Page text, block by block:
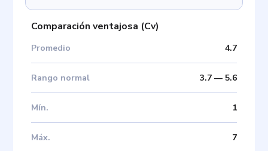
Comparación ventajosa (Cv)
Promedio 4.7
Rango normal 3.7— 5.6
Mín. 1
Máx. 7